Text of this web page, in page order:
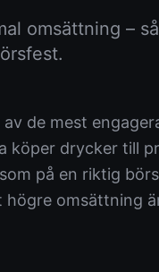
omsättning –
de mest
köper drycker till
på en riktig
omsättning